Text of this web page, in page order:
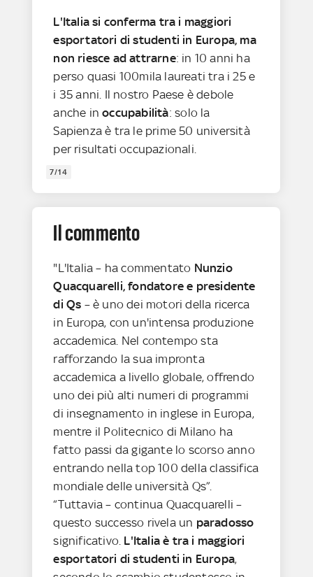
L'Italia si conferma tra i maggiori
esportatori di studenti in Europa, ma
non riesce ad attrarne: in 10 anni ha
perso quasi 100mila laureati tra i 25 e
i 35 anni. Il nostro Paese è debole
anche inoccupabilità: solo la
Sapienza è tra le prime 50 università
per risultati occupazionali.
7/14
Il commento
"L'Italia – ha commentato Nunzio
Quacquarelli, fondatore e presidente
di Qs – è uno dei motori della ricerca
in Europa, con un'intensa produzione
accademica. Nel contempo sta
rafforzando la sua impronta
accademica a livello globale, offrendo
uno dei più alti numeri di programmi
di insegnamento in inglese in Europa,
mentre il Politecnico di Milano ha
fatto passi da gigante lo scorso anno
entrando nella top 100 della classifica
mondiale delle università Qs”.
“Tuttavia – continua Quacquarelli –
questo successo rivela un paradosso
significativo. L'Italia è tra i maggiori
esportatori di studenti in Europa,